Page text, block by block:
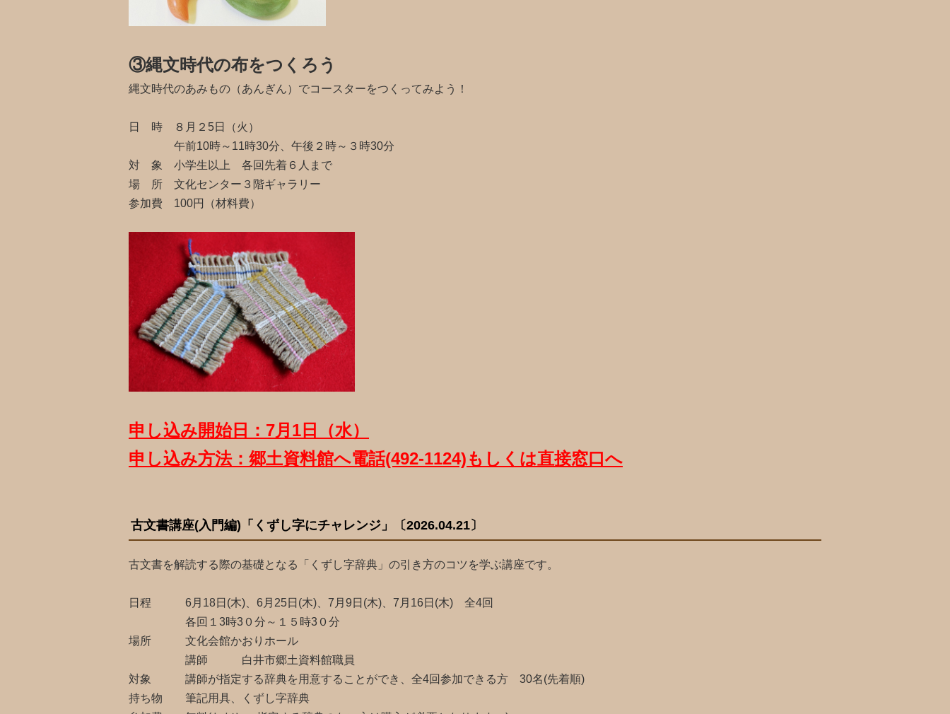
③縄文時代の布をつくろう
縄文時代のあみもの（あんぎん）でコースターをつくってみよう！
日 時 ８月２5日（火）
午前10時～11時30分、午後２時～３時30分
対 象 小学生以上 各回先着６人まで
場 所 文化センター３階ギャラリー
参加費 100円（材料費）
申し込み開始日：7月1日（水）
申し込み方法：郷土資料館へ電話(492-1124)もしくは直接窓口へ
古文書講座(入門編)「くずし字にチャレンジ」〔2026.04.21〕
古文書を解読する際の基礎となる「くずし字辞典」の引き方のコツを学ぶ講座です。
日程 6月18日(木)、6月25日(木)、7月9日(木)、7月16日(木) 全4回
各回１3時3０分～１５時3０分
場所 文化会館かおりホール
講師 白井市郷土資料館職員
対象 講師が指定する辞典を用意することができ、全4回参加できる方 30名(先着順)
持ち物 筆記用具、くずし字辞典